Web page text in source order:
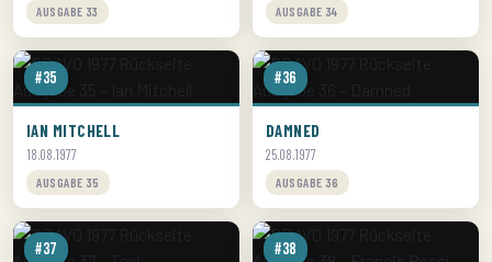
AUSGABE 33
AUSGABE 34
#35
IAN MITCHELL
18.08.1977
AUSGABE 35
#36
DAMNED
25.08.1977
AUSGABE 36
#37 #38